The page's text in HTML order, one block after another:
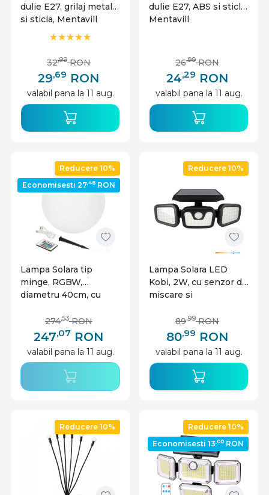
dulie E27, grilaj metalic
si sticla, Mentavill
29,69 RON
32,99 RON
valabil pana la 11 aug.
dulie E27, ABS si sticla,
Mentavill
24,29 RON
26,99 RON
valabil pana la 11 aug.
Reducere 10%
Economisesti 27,46 RON
Lampa Solara tip
minge, RGBW,
diametru 40cm, cu
247,07 RON
274,53 RON
valabil pana la 11 aug.
Reducere 10%
Lampa Solara LED
Kobi, 2W, cu senzor de
miscare si
rece(6000 K)
80,99 RON
89,99 RON
valabil pana la 11 aug.
Reducere 10%
Reducere 10%
Economisesti 13,00 RON